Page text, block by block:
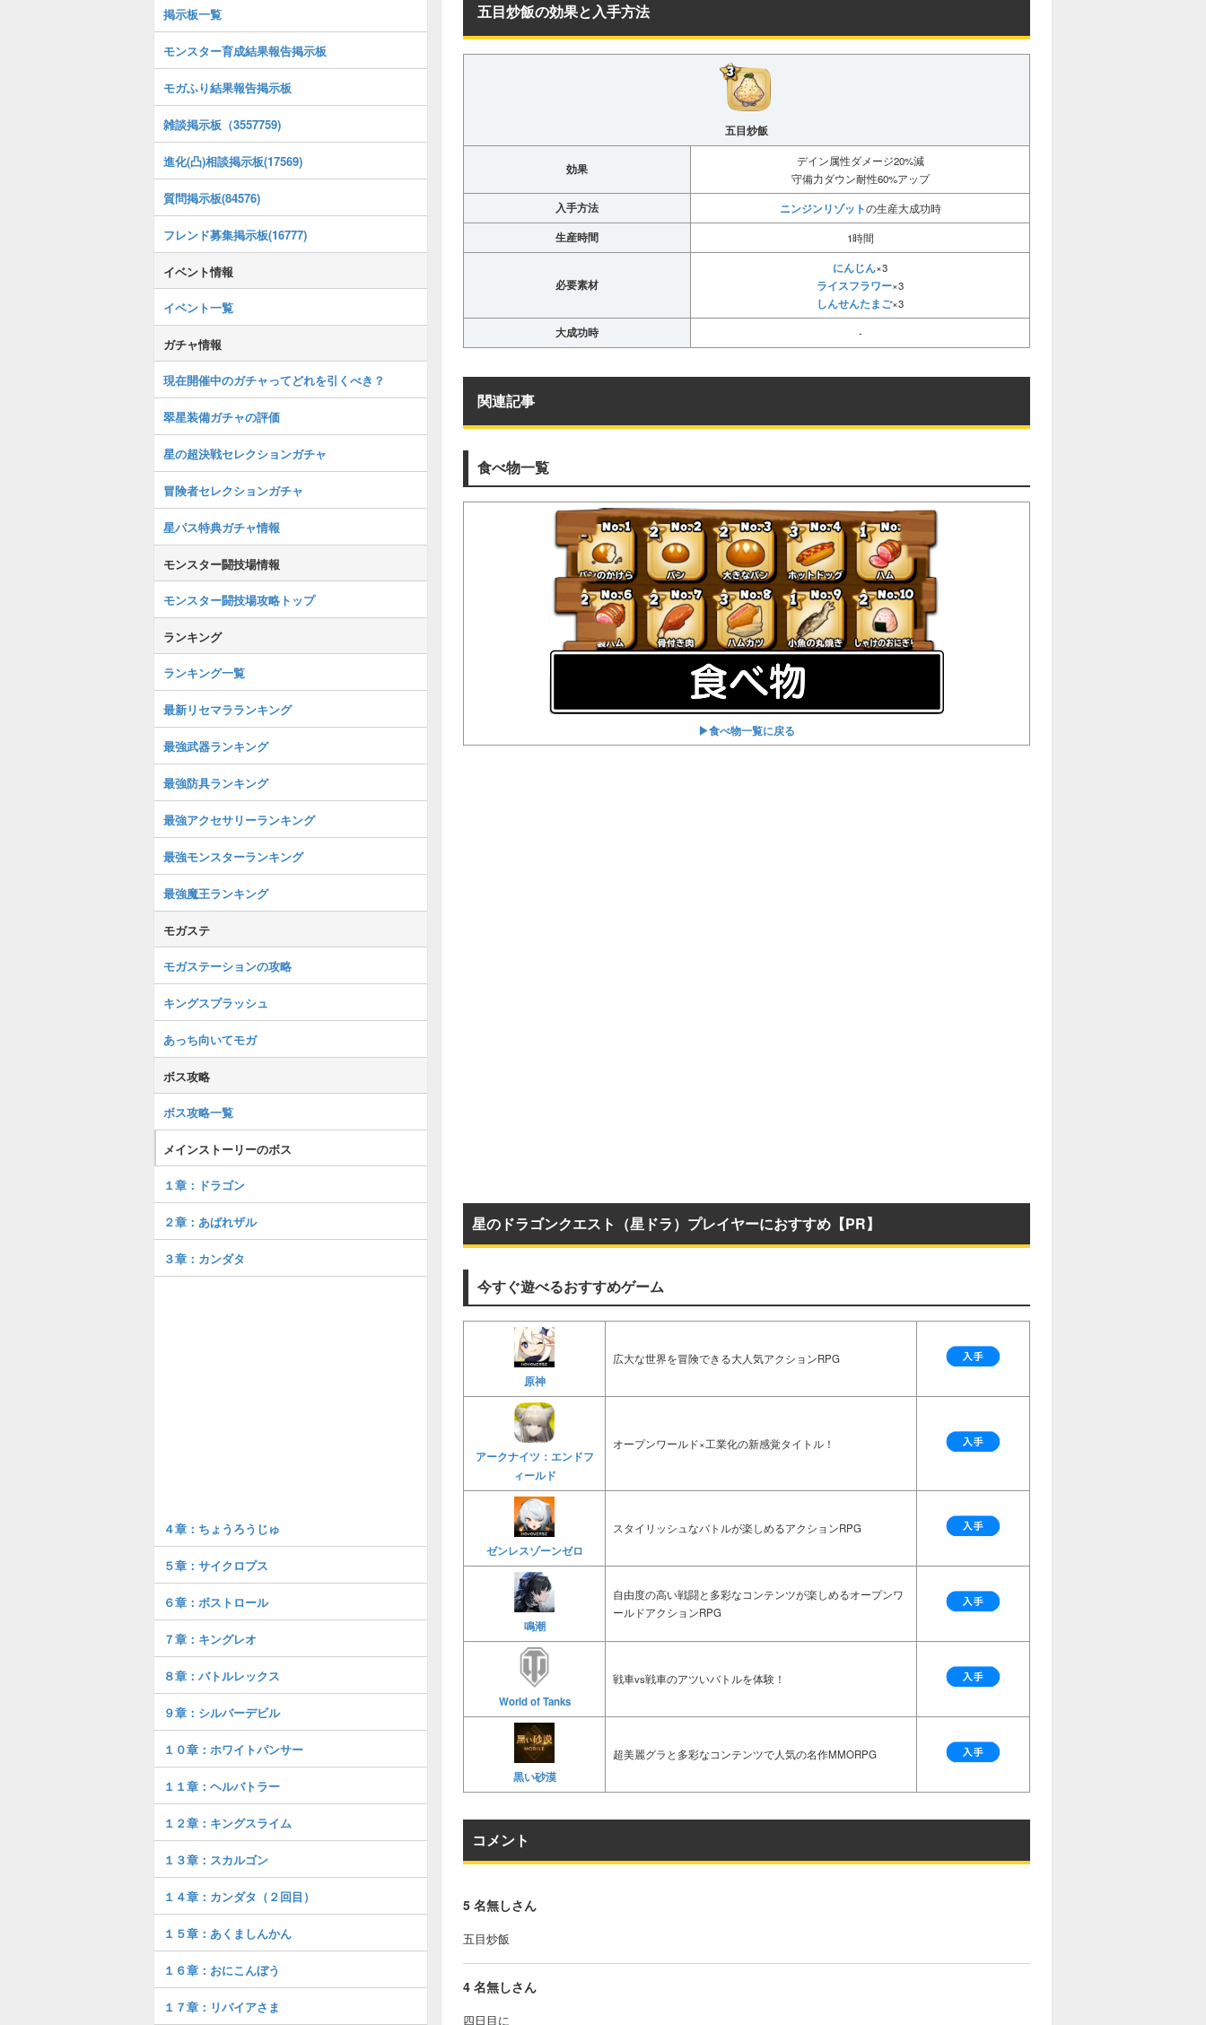
五目炒飯の効果と入手方法
五目炒飯
効果
デイン属性ダメージ20%減
守備力ダウン耐性60%アップ
入手方法 ニンジンリゾットの生産大成功時
生産時間 1時間
必要素材
にんじん×3
ライスフラワー×3
しんせんたまご×3
大成功時 -
関連記事
食べ物一覧
▶︎食べ物一覧に戻る
星のドラゴンクエスト（星ドラ）プレイヤーにおすすめ【PR】
今すぐ遊べるおすすめゲーム
原神
広大な世界を冒険できる大人気アクションRPG
アークナイツ：エンドフ
ィールド
オープンワールド×工業化の新感覚タイトル！
ゼンレスゾーンゼロ
スタイリッシュなバトルが楽しめるアクションRPG
鳴潮
自由度の高い戦闘と多彩なコンテンツが楽しめるオープンワ
ールドアクションRPG
World of Tanks
戦車vs戦車のアツいバトルを体験！
黒い砂漠
超美麗グラと多彩なコンテンツで人気の名作MMORPG
コメント
5 名無しさん
五目炒飯
4 名無しさん
四日目に
掲示板一覧
モンスター育成結果報告掲示板
モガふり結果報告掲示板
雑談掲示板（3557759)
進化(凸)相談掲示板(17569)
質問掲示板(84576)
フレンド募集掲示板(16777)
イベント情報
イベント一覧
ガチャ情報
現在開催中のガチャってどれを引くべき？
翠星装備ガチャの評価
星の超決戦セレクションガチャ
冒険者セレクションガチャ
星パス特典ガチャ情報
モンスター闘技場情報
モンスター闘技場攻略トップ
ランキング
ランキング一覧
最新リセマラランキング
最強武器ランキング
最強防具ランキング
最強アクセサリーランキング
最強モンスターランキング
最強魔王ランキング
モガステ
モガステーションの攻略
キングスプラッシュ
あっち向いてモガ
ボス攻略
ボス攻略一覧
メインストーリーのボス
１章：ドラゴン
２章：あばれザル
３章：カンダタ
４章：ちょうろうじゅ
５章：サイクロプス
６章：ボストロール
７章：キングレオ
８章：バトルレックス
９章：シルバーデビル
１０章：ホワイトパンサー
１１章：ヘルバトラー
１２章：キングスライム
１３章：スカルゴン
１４章：カンダタ（２回目）
１５章：あくましんかん
１６章：おにこんぼう
１７章：リバイアさま